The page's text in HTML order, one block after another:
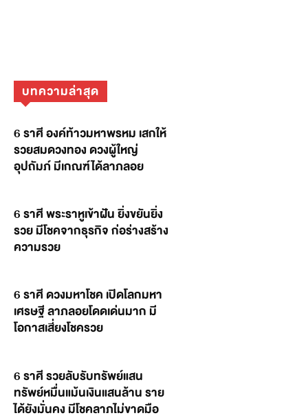
บทความล่าสุด
6 ราศี องค์ท้าวมหาพรหม เสกให้
รวยสมดวงทอง ดวงผู้ใหญ่
อุปถัมภ์ มีเกณฑ์ได้ลาภลอย
6 ราศี พระราหูเข้าฝัน ยิ่งขยันยิ่ง
รวย มีโชคจากธุรกิจ ก่อร่างสร้าง
ความรวย
6 ราศี ดวงมหาโชค เปิดโลกมหา
เศรษฐี ลาภลอยโดดเด่นมาก มี
โอกาสเสี่ยงโชครวย
6 ราศี รวยลับรับทรัพย์แสน
ทรัพย์หมื่นแม้นเงินแสนล้าน ราย
ได้ยังมั่นคง มีโชคลาภไม่ขาดมือ